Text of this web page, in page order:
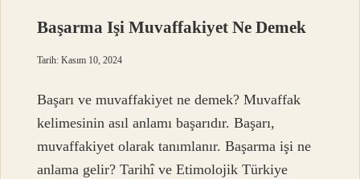
Başarma Işi Muvaffakiyet Ne Demek
Tarih: Kasım 10, 2024
Başarı ve muvaffakiyet ne demek? Muvaffak
kelimesinin asıl anlamı başarıdır. Başarı,
muvaffakiyet olarak tanımlanır. Başarma işi ne
anlama gelir? Tarihî ve Etimolojik Türkiye